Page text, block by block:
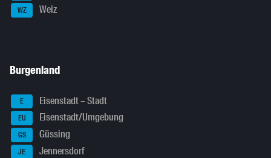
WZ Weiz
Burgenland
E Eisenstadt – Stadt
EU Eisenstadt/Umgebung
GS Güssing
JE Jennersdorf